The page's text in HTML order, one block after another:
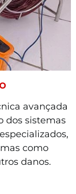
avançada
dos sistemas
como
danos.